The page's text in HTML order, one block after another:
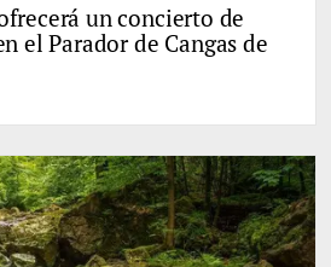
un concierto de
el Parador de Cangas de